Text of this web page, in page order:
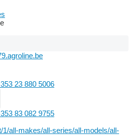
23 880 5006
83 082 9755
all-makes/all-series/all-models/all-